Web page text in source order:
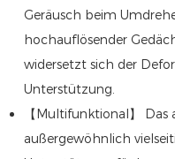
Geräusch beim
hochauflösender
widersetzt sich der
Unterstützung.
【Multifunktional】
außergewöhnlich